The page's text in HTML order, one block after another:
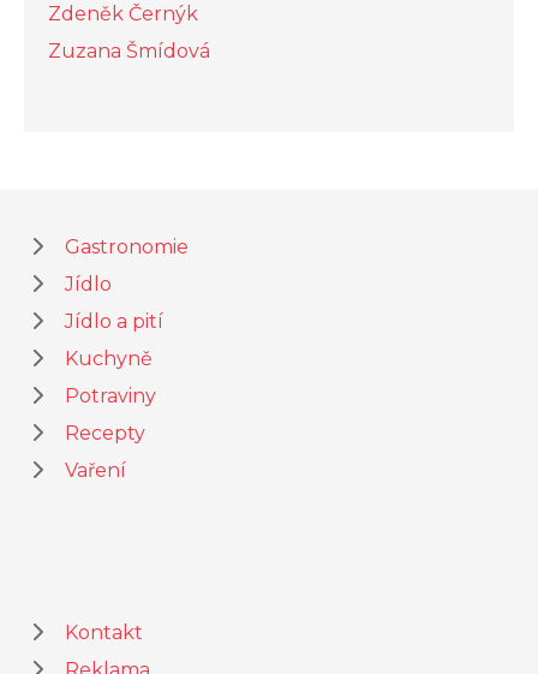
Zdeněk Černýk
Zuzana Šmídová
Gastronomie
Jídlo
Jídlo a pití
Kuchyně
Potraviny
Recepty
Vaření
Kontakt